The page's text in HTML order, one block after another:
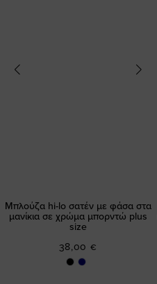
Μπλούζα hi-lo σατέν με φάσα στα
μανίκια σε χρώμα μπορντώ plus
size
38,00 €